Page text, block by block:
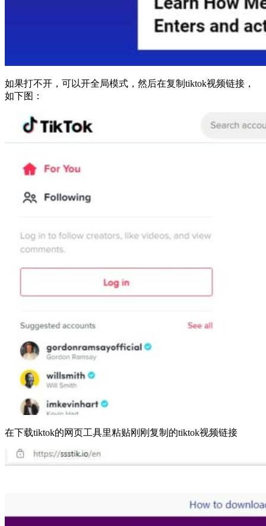
如果打不开，可以开全局模式，然后在复制tiktok视频链接，
如下图：
在下载tiktok的网页工具里粘贴刚刚复制的tiktok视频链接